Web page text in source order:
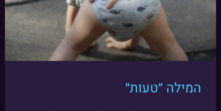
המילה ״טעות״